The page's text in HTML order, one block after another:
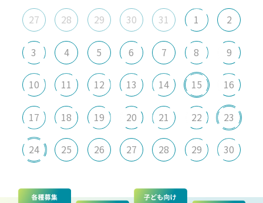
27
28 29 30 31 1 2
3 4 5 6 7 8 9
10 11 12 13 14 15 16
17 18 19 20 21 22 23
24 25 26 27 28 29 30